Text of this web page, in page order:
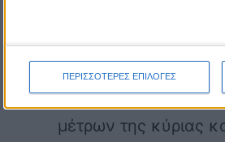
ΠΕΡΙΣΣΟΤΕΡΕΣ ΕΠΙΛΟΓΕΣ
1) Το υπουργείο
δικαιούχο
ποσού επιδόματος
μέτρων της κύριας